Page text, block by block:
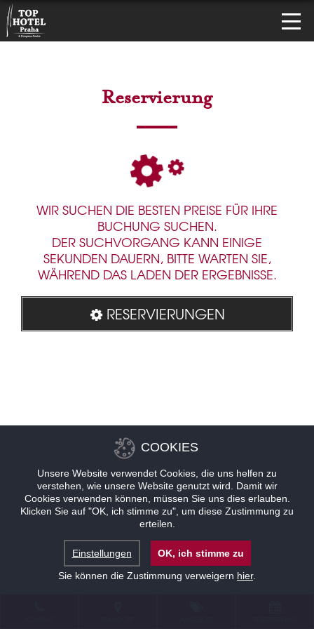
Reservierung
WIR SUCHEN DIE BESTEN PREISE FÜR IHRE
BUCHUNG SUCHEN.
DER SUCHVORGANG KANN EINIGE
SEKUNDEN DAUERN, BITTE WARTEN SIE,
WÄHREND DAS LADEN DER ERGEBNISSE.
RESERVIERUNGEN
COOKIES
Unsere Website verwendet Cookies, die uns helfen zu
verstehen, wie unsere Website genutzt wird. Damit wir
Cookies verwenden können, müssen Sie uns dies erlauben.
Klicken Sie auf "OK, ich stimme zu", um diese Zustimmung zu
erteilen.
Einstellungen
OK, ich stimme zu
Sie können die Zustimmung verweigern hier.